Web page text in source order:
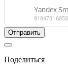
Поделиться